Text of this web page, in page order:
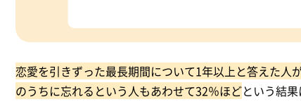
恋愛を引きずった最長期間について1年以上と答えた
のうちに忘れるという人もあわせて32％ほどという結果